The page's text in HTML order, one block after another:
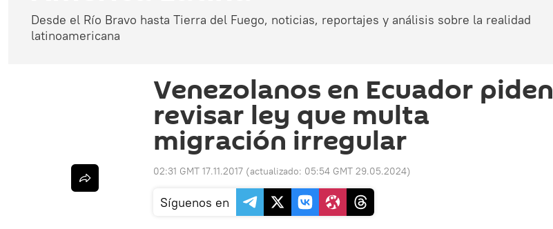
Desde el Río Bravo hasta Tierra del Fuego, noticias, reportajes y análisis sobre la realidad
latinoamericana
Venezolanos en Ecuador piden
revisar ley que multa
migración irregular
02:31 GMT 17.11.2017 (actualizado: 05:54 GMT 29.05.2024)
Síguenos en